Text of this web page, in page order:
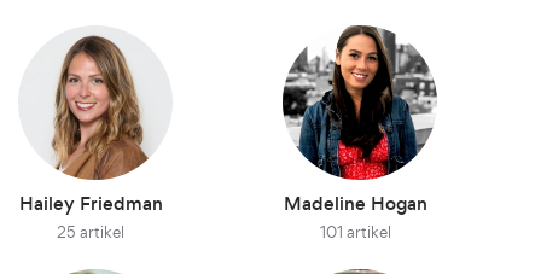
Hailey Friedman
25 artikel
Madeline Hogan
101 artikel